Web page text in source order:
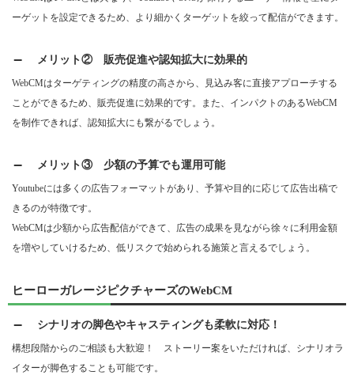
ーゲットを設定できるため、より細かくターゲットを絞って配信ができます。
メリット② 販売促進や認知拡大に効果的
WebCMはターゲティングの精度の高さから、見込み客に直接アプローチする
ことができるため、販売促進に効果的です。また、インパクトのあるWebCM
を制作できれば、認知拡大にも繋がるでしょう。
メリット③ 少額の予算でも運用可能
Youtubeには多くの広告フォーマットがあり、予算や目的に応じて広告出稿で
きるのが特徴です。
WebCMは少額から広告配信ができて、広告の成果を見ながら徐々に利用金額
を増やしていけるため、低リスクで始められる施策と言えるでしょう。
ヒーローガレージピクチャーズのWebCM
シナリオの脚色やキャスティングも柔軟に対応！
構想段階からのご相談も大歓迎！ ストーリー案をいただければ、シナリオラ
イターが脚色することも可能です。